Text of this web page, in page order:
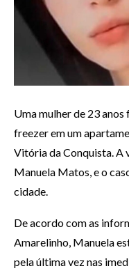
Uma mulher de 23
freezer em um
Vitória da Conquista.
Manuela Matos, e o
cidade.
De acordo com as
Amarelinho, Manuela
pela última vez nas